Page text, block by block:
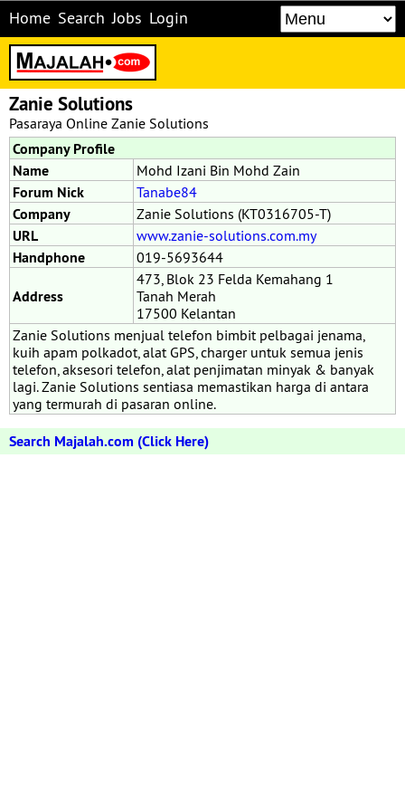
Home Search Jobs Login
Zanie Solutions
Pasaraya Online Zanie Solutions
Company Profile
Name
Mohd Izani Bin Mohd Zain
Forum Nick Tanabe84
Company Zanie Solutions (KT0316705-T)
URL www.zanie-solutions.com.my
Handphone 019-5693644
Address
473, Blok 23 Felda Kemahang 1
Tanah Merah
17500 Kelantan
Zanie Solutions menjual telefon bimbit pelbagai jenama,
kuih apam polkadot, alat GPS, charger untuk semua jenis
telefon, aksesori telefon, alat penjimatan minyak & banyak
lagi. Zanie Solutions sentiasa memastikan harga di antara
yang termurah di pasaran online.
Search Majalah.com (Click Here)